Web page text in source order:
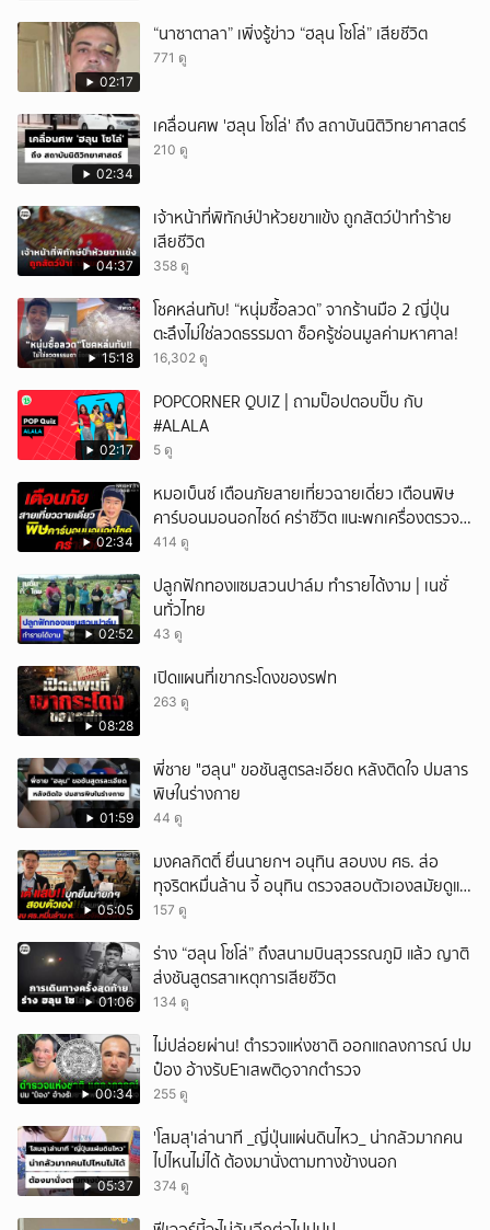
02:17
“นาซาตาลา” เพิ่งรู้ข่าว “ฮลุน โซโล่” เสียชีวิต
771 ดู
02:34
เคลื่อนศพ 'ฮลุน โซโล่' ถึง สถาบันนิติวิทยาศาสตร์
210 ดู
04:37
เจ้าหน้าที่พิทักษ์ป่าห้วยขาแข้ง ถูกสัตว์ป่าทำร้าย
เสียชีวิต
358 ดู
15:18
โชคหล่นทับ! “หนุ่มซื้อลวด” จากร้านมือ 2 ญี่ปุ่น
ตะลึงไม่ใช่ลวดธรรมดา ช็อครู้ซ่อนมูลค่ามหาศาล!
16,302 ดู
02:17
POPCORNER QUIZ | ถามป็อปตอบปั๊บ กับ
#ALALA
5 ดู
02:34
หมอเบ็นซ์ เตือนภัยสายเที่ยวฉายเดี่ยว เตือนพิษ
คาร์บอนมอนอกไซด์ คร่าชีวิต แนะพกเครื่องตรวจ
วัดติดตัว
414 ดู
02:52
ปลูกฟักทองแซมสวนปาล์ม ทำรายได้งาม | เนชั่
นทั่วไทย
43 ดู
08:28
เปิดแผนที่เขากระโดงของรฟท
263 ดู
01:59
พี่ชาย "ฮลุน" ขอชันสูตรละเอียด หลังติดใจ ปมสาร
พิษในร่างกาย
44 ดู
05:05
มงคลกิตติ์ ยื่นนายกฯ อนุทิน สอบงบ ศธ. ส่อ
ทุจริตหมื่นล้าน จี้ อนุทิน ตรวจสอบตัวเองสมัยดูแล
ศธ.
157 ดู
01:06
ร่าง “ฮลุน โซโล่” ถึงสนามบินสุวรรณภูมิ แล้ว ญาติ
ส่งชันสูตรสาเหตุการเสียชีวิต
134 ดู
00:34
ไม่ปล่อยผ่าน! ตำรวจแห่งชาติ ออกแถลงการณ์ ปม
ป๋อง อ้างรับEาเสwติ๑จากตำรวจ
255 ดู
05:37
'โสมสุ'เล่านาที _ญี่ปุ่นแผ่นดินไหว_ น่ากลัวมากคน
ไปไหนไม่ได้ ต้องมานั่งตามทางข้างนอก
374 ดู